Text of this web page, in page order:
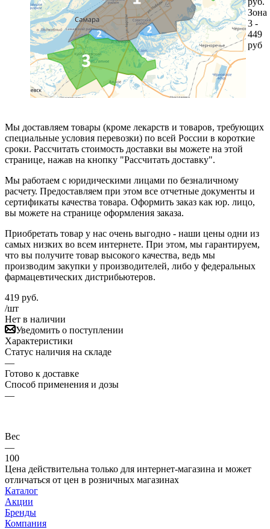
Зона
3 -
449
руб
Мы доставляем товары (кроме лекарств и товаров, требующих
специальные условия перевозки) по всей России в короткие
сроки. Рассчитать стоимость доставки вы можете на этой
странице, нажав на кнопку "Рассчитать доставку".
Мы работаем с юридическими лицами по безналичному
расчету. Предоставляем при этом все отчетные документы и
сертификаты качества товара. Оформить заказ как юр. лицо,
вы можете на странице оформления заказа.
Приобретать товар у нас очень выгодно - наши цены одни из
самых низких во всем интернете. При этом, мы гарантируем,
что вы получите товар высокого качества, ведь мы
производим закупки у производителей, либо у федеральных
фармацевтических дистрибьютеров.
419 руб.
/шт
Нет в наличии
Уведомить о поступлении
Характеристики
Статус наличия на складе
—
Готово к доставке
Способ применения и дозы
—
Вес
—
100
Цена действительна только для интернет-магазина и может
отличаться от цен в розничных магазинах
Каталог
Акции
Бренды
Компания